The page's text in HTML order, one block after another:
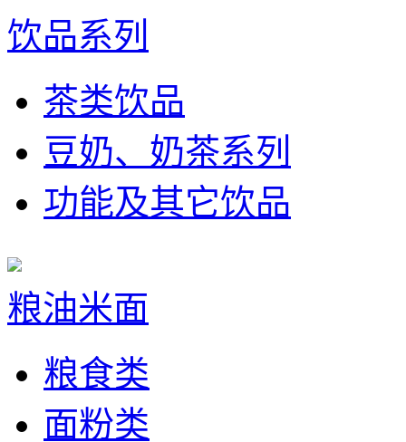
饮品系列
茶类饮品
豆奶、奶茶系列
功能及其它饮品
粮油米面
粮食类
面粉类